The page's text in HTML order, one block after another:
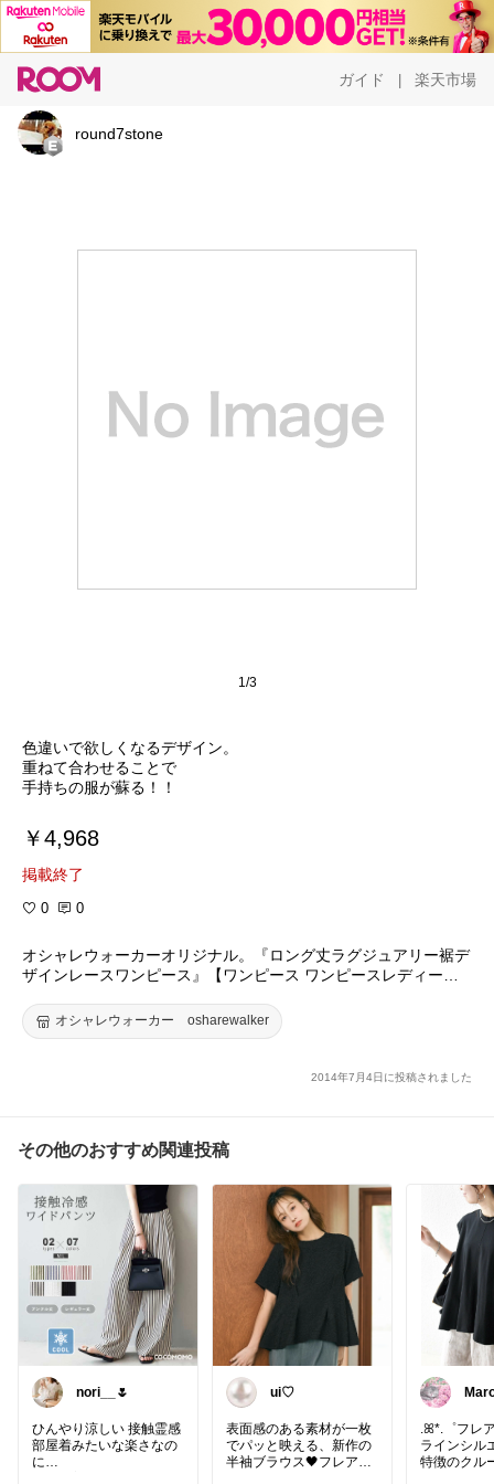
ガイド 楽天市場
round7stone
1/3
色違いで欲しくなるデザイン。
重ねて合わせることで
手持ちの服が蘇る！！
￥4,968
掲載終了
0 0
オシャレウォーカーオリジナル。『ロング丈ラグジュアリー裾デ
ザインレースワンピース』【ワンピース ワンピースレディース
オシャレウォーカー osharewalker
2014年7月4日に投稿されました
その他のおすすめ関連投稿
nori__🌷
ひんやり涼しい 接触霊感
部屋着みたいな楽さなの
に
ui♡
表面感のある素材が一枚
でパッと映える、新作の
半袖ブラウス🖤フレアシ
.ꕤ*.゜フレ
ラインシル
特徴のクル